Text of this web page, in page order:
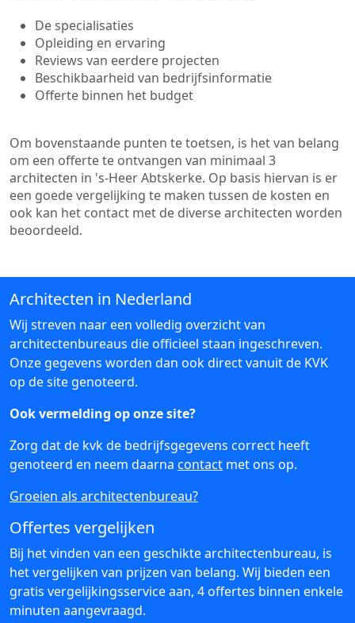
De specialisaties
Opleiding en ervaring
Reviews van eerdere projecten
Beschikbaarheid van bedrijfsinformatie
Offerte binnen het budget
Om bovenstaande punten te toetsen, is het van belang
om een offerte te ontvangen van minimaal 3
architecten in 's-Heer Abtskerke. Op basis hiervan is er
een goede vergelijking te maken tussen de kosten en
ook kan het contact met de diverse architecten worden
beoordeeld.
Architecten in Nederland
Wij streven naar een volledig overzicht van
architectenbureaus die officieel staan ingeschreven.
Onze gegevens worden dan ook direct vanuit de KVK
op de site genoteerd.
Ook vermelding op onze site?
Zorg dat de kvk de bedrijfsgegevens correct heeft
genoteerd en neem daarna contact met ons op.
Groeien als architectenbureau?
Offertes vergelijken
Bij het vinden van een geschikte architectenbureau, is
het vergelijken van prijzen van belang. Wij bieden een
gratis vergelijkingsservice aan, 4 offertes binnen enkele
minuten aangevraagd.